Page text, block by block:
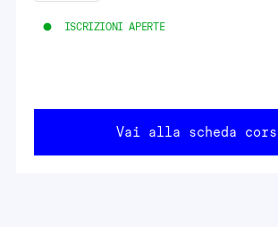
ISCRIZIONI APERTE
Vai alla scheda